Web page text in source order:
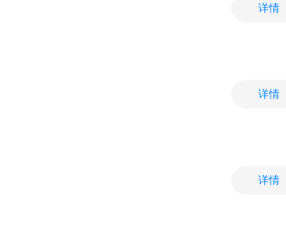
详情
详情
详情